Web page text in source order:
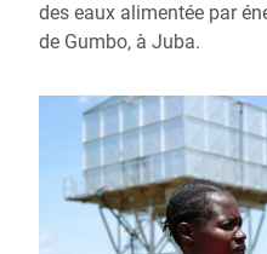
des eaux alimentée par
de Gumbo, à Juba.